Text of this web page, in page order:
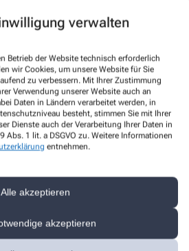
verwalten
Betrieb der Website technisch erforderlich
wir Cookies, um unsere Website für Sie
zu verbessern. Mit Ihrer Zustimmung
Verwendung unserer Website auch an
Daten in Ländern verarbeitet werden, in
besteht, stimmen Sie mit Ihrer
Dienste auch der Verarbeitung Ihrer Daten in
Abs. 1 lit. a DSGVO zu. Weitere Informationen
entnehmen.
Alle akzeptieren
akzeptieren
uns